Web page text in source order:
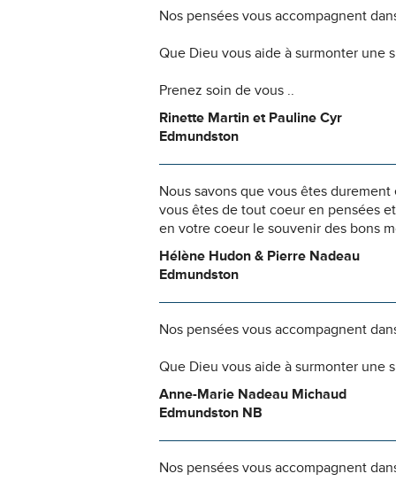
Nos pensées vous accompagnent
Que Dieu vous aide à surmonter une
Prenez soin de vous ..
Rinette Martin et Pauline Cyr
Edmundston
Nous savons que vous êtes
vous êtes de tout coeur en pensées
en votre coeur le souvenir des bons
Hélène Hudon & Pierre Nadeau
Edmundston
Nos pensées vous accompagnent
Que Dieu vous aide à surmonter une
Anne-Marie Nadeau Michaud
Edmundston NB
Nos pensées vous accompagnent